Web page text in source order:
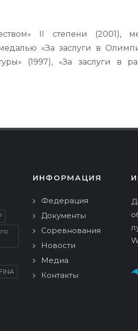
II степени (2001),
«За заслуги в
(1997), «За заслуги в
FINA
ИНФОРМАЦИЯ
Федерация
Документы
Соревнования
Новости
Медиа
Контакты